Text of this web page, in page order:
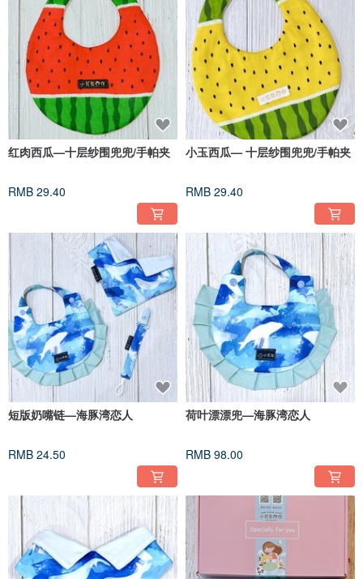
红肉西瓜—十层纱围兜兜/手帕夹
RMB 29.40
小玉西瓜— 十层纱围兜兜/手帕夹
RMB 29.40
短版奶嘴链—海豚湾恋人
RMB 24.50
荷叶漂漂兜—海豚湾恋人
RMB 98.00